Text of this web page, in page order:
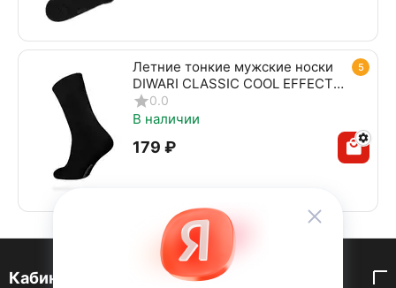
5
Летние тонкие мужские носки
DIWARI CLASSIC COOL EFFECT
010 черный
0.0
В наличии
‍179‍ ₽
Кабинет покупателя